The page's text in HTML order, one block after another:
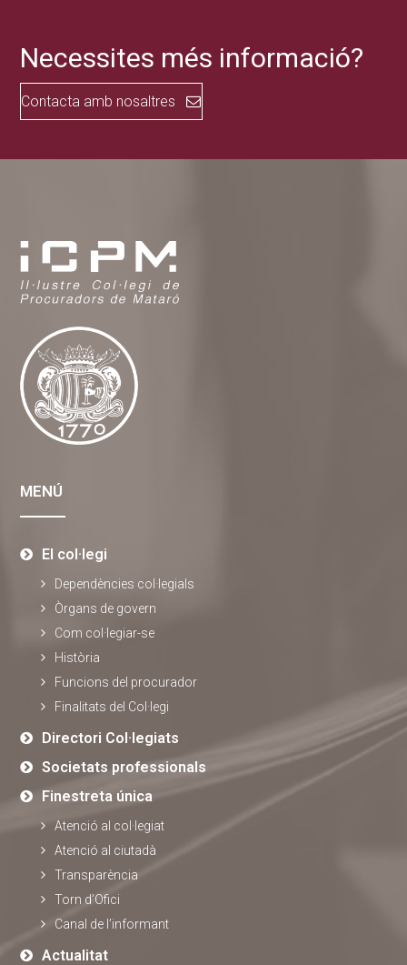
Necessites més informació?
Contacta amb nosaltres
MENÚ
El col·legi
Dependències col·legials
Òrgans de govern
Com col·legiar-se
Història
Funcions del procurador
Finalitats del Col·legi
Directori Col·legiats
Societats professionals
Finestreta única
Atenció al col·legiat
Atenció al ciutadà
Transparència
Torn d’Ofici
Canal de l’informant
Actualitat